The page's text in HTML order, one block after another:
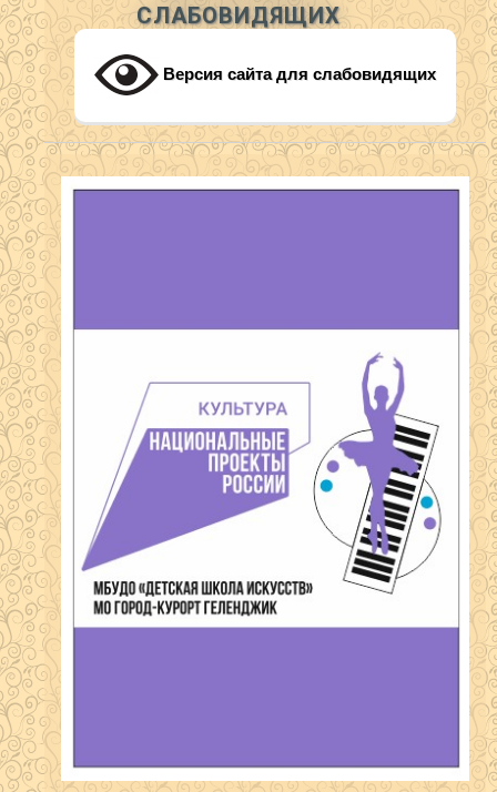
СЛАБОВИДЯЩИХ
Версия сайта для слабовидящих